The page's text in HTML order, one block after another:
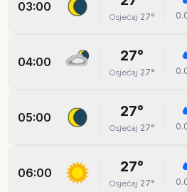
03:00
Osjećaj 27°
04:00 27°
Osjećaj 27°
05:00 27°
Osjećaj 27°
06:00 27°
Osjećaj 27°